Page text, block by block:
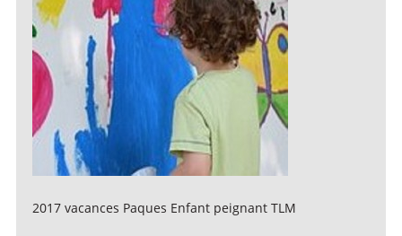
2017 vacances Paques Enfant peignant TLM